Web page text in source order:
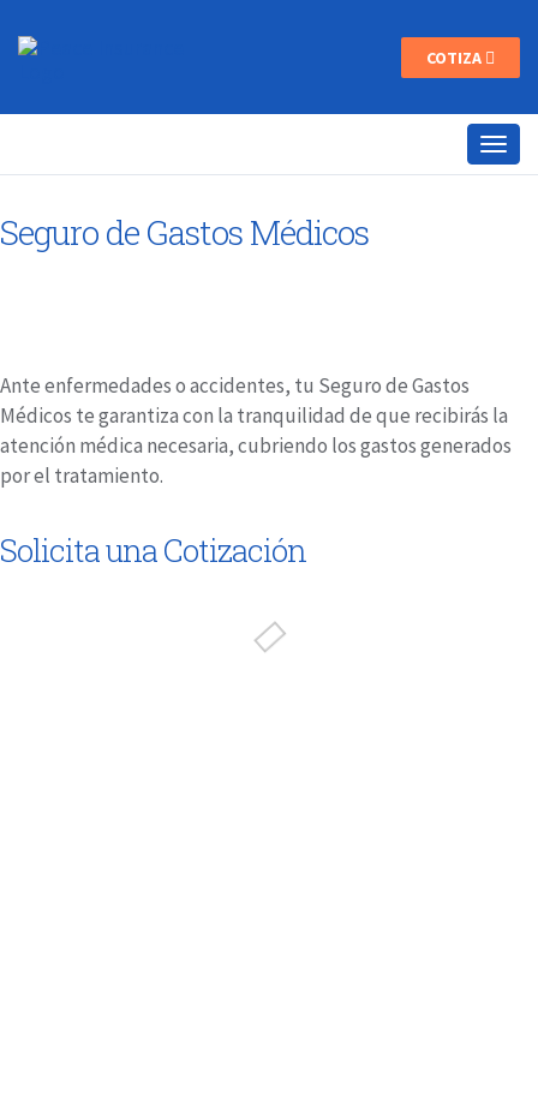
COTIZA
Seguro de Gastos Médicos
Ante enfermedades o accidentes, tu Seguro de Gastos
Médicos te garantiza con la tranquilidad de que recibirás la
atención médica necesaria, cubriendo los gastos generados
por el tratamiento.
Solicita una Cotización